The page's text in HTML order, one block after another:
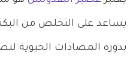
يساعد على التخلص من
بدوره المضادات الحيوية